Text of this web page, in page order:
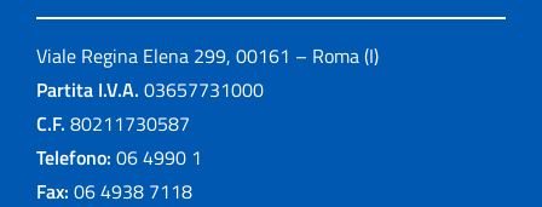
Viale Regina Elena 299, 00161 – Roma (I)
Partita I.V.A. 03657731000
C.F. 80211730587
Telefono: 06 4990 1
Fax: 06 4938 7118